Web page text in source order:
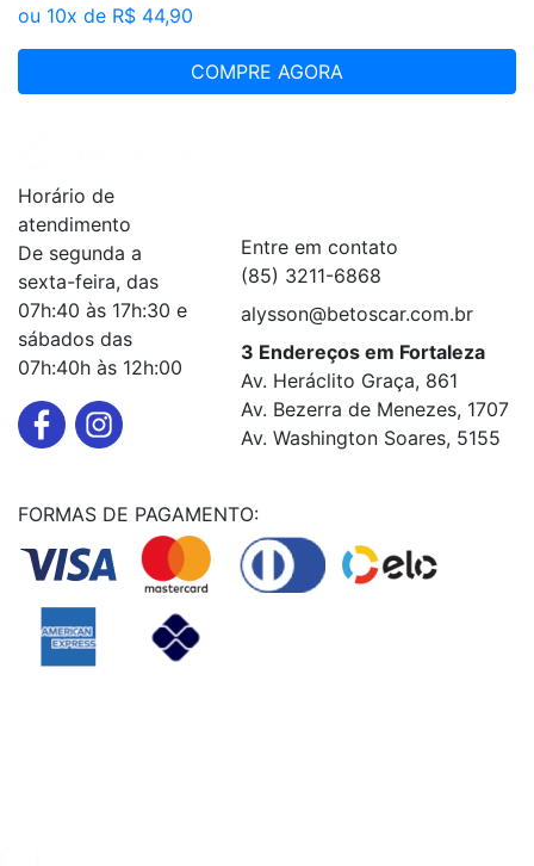
ou 10x de R$ 44,90
COMPRE AGORA
Horário de
atendimento
De segunda a
sexta-feira, das
07h:40 às 17h:30 e
sábados das
07h:40h às 12h:00
Entre em contato
(85) 3211-6868
alysson@betoscar.com.br
3 Endereços em Fortaleza
Av. Heráclito Graça, 861
Av. Bezerra de Menezes, 1707
Av. Washington Soares, 5155
FORMAS DE PAGAMENTO: